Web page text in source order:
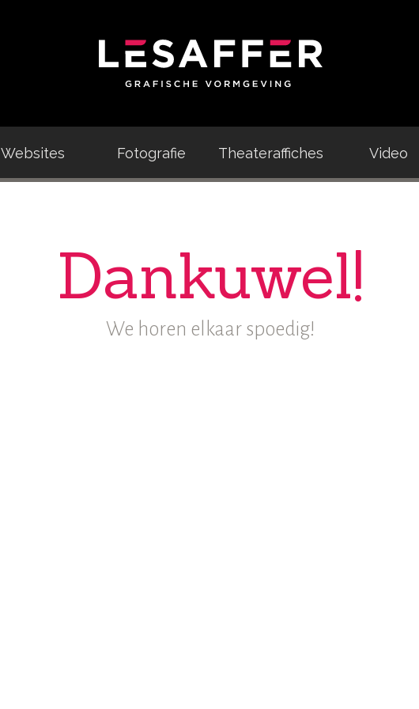
Websites Fotografie Theateraffiches Video
Dankuwel!
We horen elkaar spoedig!